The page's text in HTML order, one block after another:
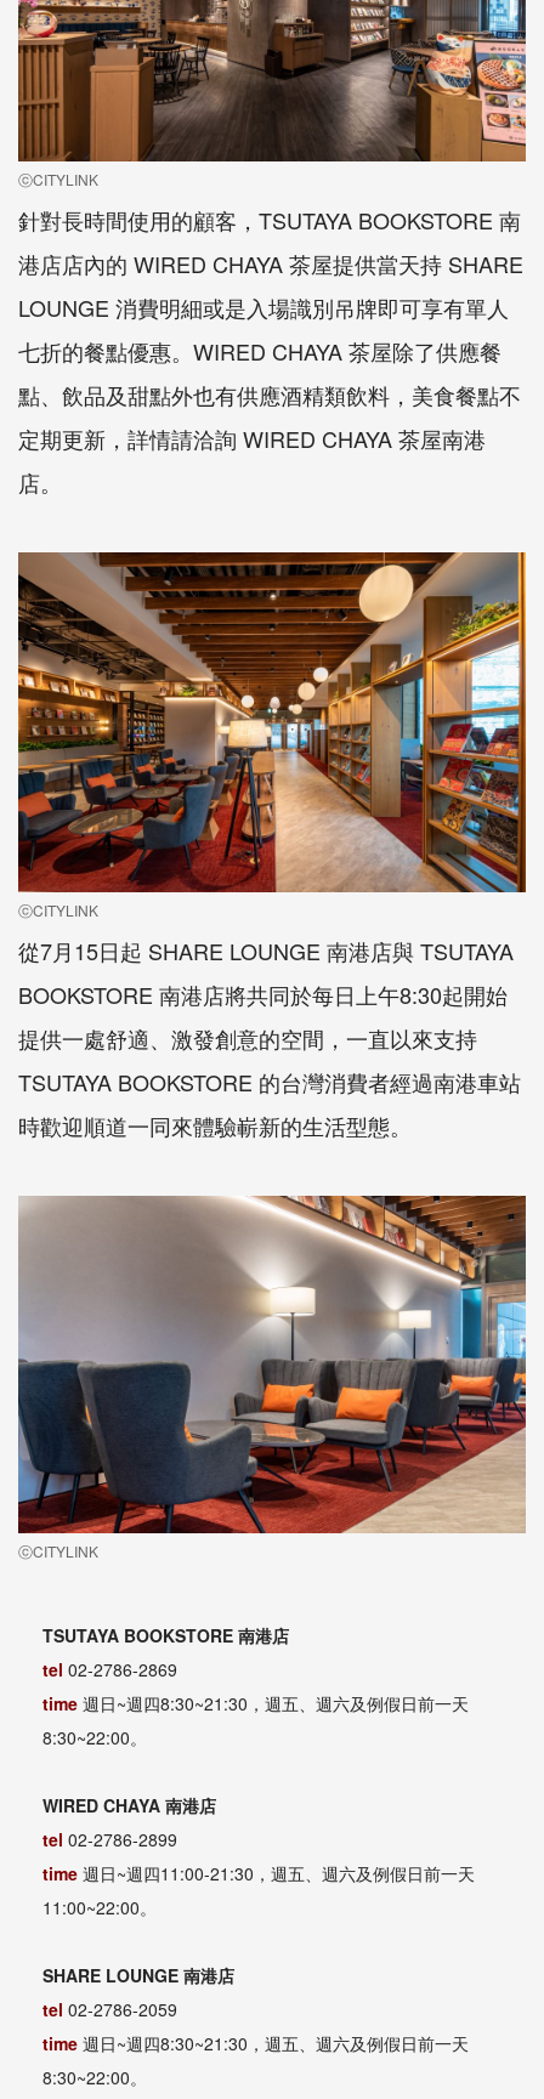
ⓒCITYLINK
針對長時間使用的顧客，TSUTAYA BOOKSTORE 南
港店店內的 WIRED CHAYA 茶屋提供當天持 SHARE
LOUNGE 消費明細或是入場識別吊牌即可享有單人
七折的餐點優惠。WIRED CHAYA 茶屋除了供應餐
點、飲品及甜點外也有供應酒精類飲料，美食餐點不
定期更新，詳情請洽詢 WIRED CHAYA 茶屋南港
店。
ⓒCITYLINK
從7月15日起 SHARE LOUNGE 南港店與 TSUTAYA
BOOKSTORE 南港店將共同於每日上午8:30起開始
提供一處舒適、激發創意的空間，一直以來支持
TSUTAYA BOOKSTORE 的台灣消費者經過南港車站
時歡迎順道一同來體驗嶄新的生活型態。
ⓒCITYLINK
TSUTAYA BOOKSTORE 南港店
tel 02-2786-2869
time 週日~週四8:30~21:30，週五、週六及例假日前一天
8:30~22:00。
WIRED CHAYA 南港店
tel 02-2786-2899
time 週日~週四11:00-21:30，週五、週六及例假日前一天
11:00~22:00。
SHARE LOUNGE 南港店
tel 02-2786-2059
time 週日~週四8:30~21:30，週五、週六及例假日前一天
8:30~22:00。